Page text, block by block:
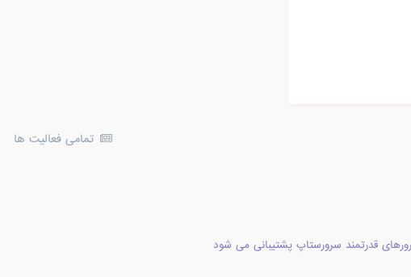
تمامی فعالیت ها
قدرتمند سرورستاپ پشتیبانی می شود